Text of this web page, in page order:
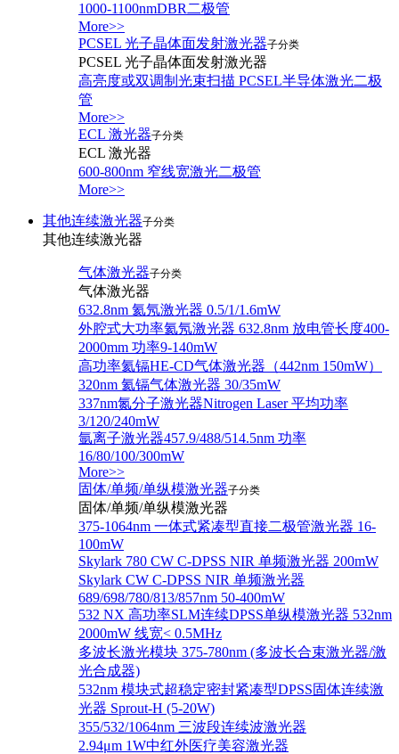
1000-1100nmDBR二极管
More>>
PCSEL 光子晶体面发射激光器子分类
PCSEL 光子晶体面发射激光器
高亮度或双调制光束扫描 PCSEL半导体激光二极
管
More>>
ECL 激光器子分类
ECL 激光器
600-800nm 窄线宽激光二极管
More>>
其他连续激光器子分类
其他连续激光器
气体激光器子分类
气体激光器
632.8nm 氦氖激光器 0.5/1/1.6mW
外腔式大功率氦氖激光器 632.8nm 放电管长度400-
2000mm 功率9-140mW
高功率氦镉HE-CD气体激光器（442nm 150mW）
320nm 氦镉气体激光器 30/35mW
337nm氮分子激光器Nitrogen Laser 平均功率
3/120/240mW
氩离子激光器457.9/488/514.5nm 功率
16/80/100/300mW
More>>
固体/单频/单纵模激光器子分类
固体/单频/单纵模激光器
375-1064nm 一体式紧凑型直接二极管激光器 16-
100mW
Skylark 780 CW C-DPSS NIR 单频激光器 200mW
Skylark CW C-DPSS NIR 单频激光器
689/698/780/813/857nm 50-400mW
532 NX 高功率SLM连续DPSS单纵模激光器 532nm
2000mW 线宽< 0.5MHz
多波长激光模块 375-780nm (多波长合束激光器/激
光合成器)
532nm 模块式超稳定密封紧凑型DPSS固体连续激
光器 Sprout-H (5-20W)
355/532/1064nm 三波段连续波激光器
2.94μm 1W中红外医疗美容激光器